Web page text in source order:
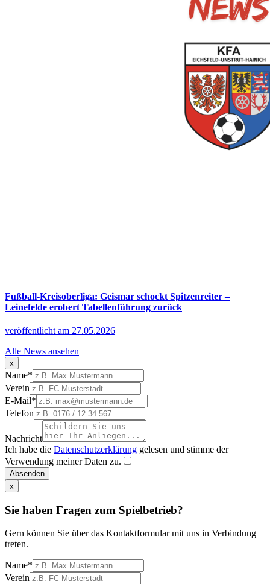
Fußball-Kreisoberliga: Geismar schockt Spitzenreiter –
Leinefelde erobert Tabellenführung zurück
veröffentlicht am 27.05.2026
Alle News ansehen
x
Name*
Verein
E-Mail*
Telefon
Nachricht
Ich habe die Datenschutzerklärung gelesen und stimme der
Verwendung meiner Daten zu.
Absenden
x
Sie haben Fragen zum Spielbetrieb?
Gern können Sie über das Kontaktformular mit uns in Verbindung
treten.
Name*
Verein